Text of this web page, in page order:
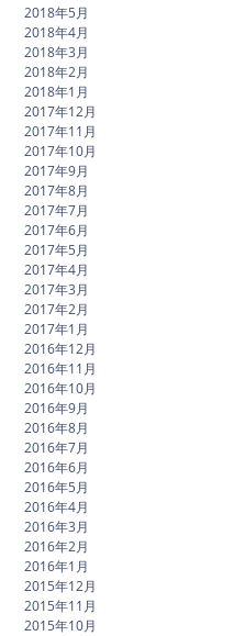
2018年5月
2018年4月
2018年3月
2018年2月
2018年1月
2017年12月
2017年11月
2017年10月
2017年9月
2017年8月
2017年7月
2017年6月
2017年5月
2017年4月
2017年3月
2017年2月
2017年1月
2016年12月
2016年11月
2016年10月
2016年9月
2016年8月
2016年7月
2016年6月
2016年5月
2016年4月
2016年3月
2016年2月
2016年1月
2015年12月
2015年11月
2015年10月